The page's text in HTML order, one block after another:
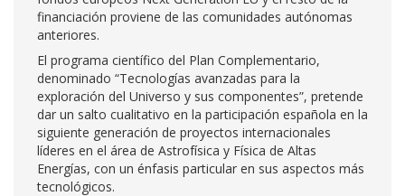
financiación proviene de las comunidades autónomas
anteriores.
El programa científico del Plan Complementario,
denominado “Tecnologías avanzadas para la
exploración del Universo y sus componentes”, pretende
dar un salto cualitativo en la participación española en la
siguiente generación de proyectos internacionales
líderes en el área de Astrofísica y Física de Altas
Energías, con un énfasis particular en sus aspectos más
tecnológicos.